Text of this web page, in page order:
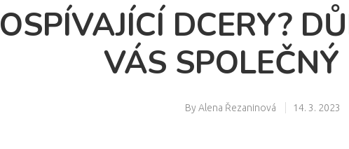
DCERY?
VÁS
By Alena Řezaninová 14. 3. 2023